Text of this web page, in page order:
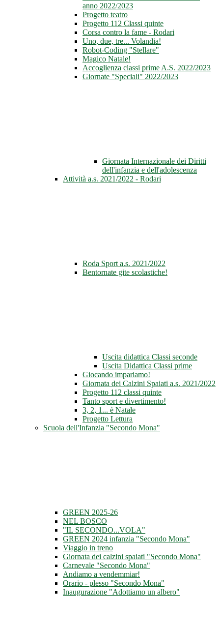
anno 2022/2023
Progetto teatro
Progetto 112 Classi quinte
Corsa contro la fame - Rodari
Uno, due, tre... Volandia!
Robot-Coding "Stellare"
Magico Natale!
Accoglienza classi prime A.S. 2022/2023
Giornate "Speciali" 2022/2023
Giornata Internazionale dei Diritti
dell'infanzia e dell'adolescenza
Attività a.s. 2021/2022 - Rodari
Roda Sport a.s. 2021/2022
Bentornate gite scolastiche!
Uscita didattica Classi seconde
Uscita Didattica Classi prime
Giocando impariamo!
Giornata dei Calzini Spaiati a.s. 2021/2022
Progetto 112 classi quinte
Tanto sport e divertimento!
3, 2, 1... è Natale
Progetto Lettura
Scuola dell'Infanzia "Secondo Mona"
GREEN 2025-26
NEL BOSCO
"IL SECONDO...VOLA"
GREEN 2024 infanzia "Secondo Mona"
Viaggio in treno
Giornata dei calzini spaiati "Secondo Mona"
Carnevale "Secondo Mona"
Andiamo a vendemmiar!
Orario - plesso "Secondo Mona"
Inaugurazione "Adottiamo un albero"